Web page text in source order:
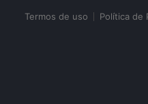
Termos de uso Política de